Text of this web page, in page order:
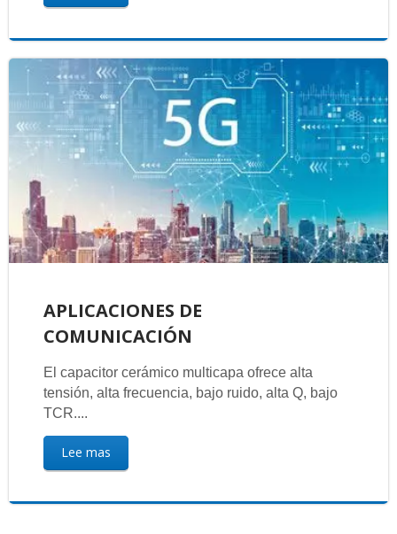
APLICACIONES DE
COMUNICACIÓN
El capacitor cerámico multicapa ofrece alta
tensión, alta frecuencia, bajo ruido, alta Q, bajo
TCR....
Lee mas